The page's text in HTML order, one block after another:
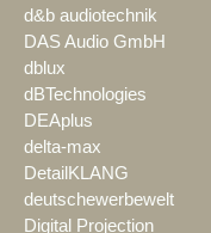
d&b audiotechnik
DAS Audio GmbH
dblux
dBTechnologies
DEAplus
delta-max
DetailKLANG
deutschewerbewelt
Digital Projection